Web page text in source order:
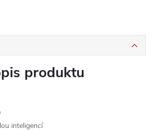
produktu
inteligencí